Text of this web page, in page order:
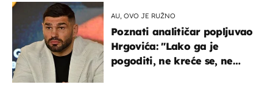
AU, OVO JE RUŽNO
Poznati analitičar popljuvao
Hrgovića: "Lako ga je
pogoditi, ne kreće se, ne